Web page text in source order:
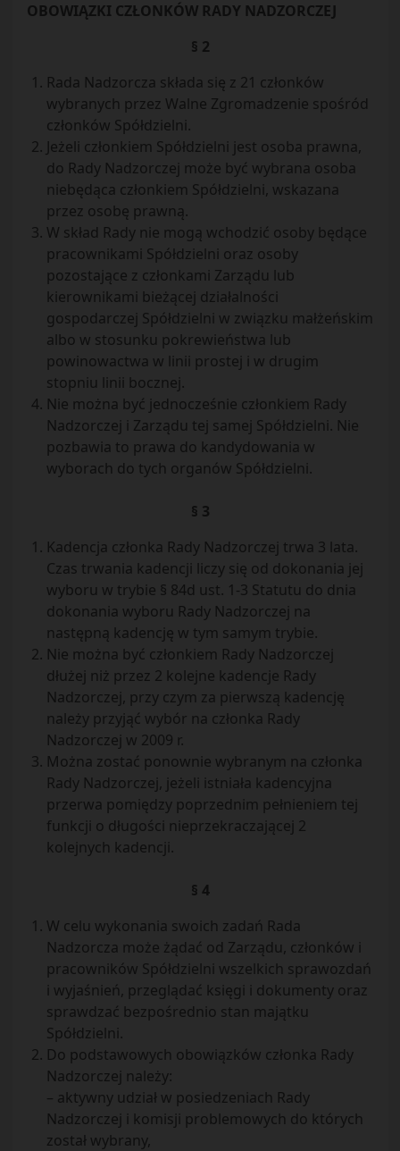
OBOWIĄZKI CZŁONKÓW RADY NADZORCZEJ
§ 2
Rada Nadzorcza składa się z 21 członków
wybranych przez Walne Zgromadzenie spośród
członków Spółdzielni.
Jeżeli członkiem Spółdzielni jest osoba prawna,
do Rady Nadzorczej może być wybrana osoba
niebędąca członkiem Spółdzielni, wskazana
przez osobę prawną.
W skład Rady nie mogą wchodzić osoby będące
pracownikami Spółdzielni oraz osoby
pozostające z członkami Zarządu lub
kierownikami bieżącej działalności
gospodarczej Spółdzielni w związku małżeńskim
albo w stosunku pokrewieństwa lub
powinowactwa w linii prostej i w drugim
stopniu linii bocznej.
Nie można być jednocześnie członkiem Rady
Nadzorczej i Zarządu tej samej Spółdzielni. Nie
pozbawia to prawa do kandydowania w
wyborach do tych organów Spółdzielni.
§ 3
Kadencja członka Rady Nadzorczej trwa 3 lata.
Czas trwania kadencji liczy się od dokonania jej
wyboru w trybie § 84d ust. 1-3 Statutu do dnia
dokonania wyboru Rady Nadzorczej na
następną kadencję w tym samym trybie.
Nie można być członkiem Rady Nadzorczej
dłużej niż przez 2 kolejne kadencje Rady
Nadzorczej, przy czym za pierwszą kadencję
należy przyjąć wybór na członka Rady
Nadzorczej w 2009 r.
Można zostać ponownie wybranym na członka
Rady Nadzorczej, jeżeli istniała kadencyjna
przerwa pomiędzy poprzednim pełnieniem tej
funkcji o długości nieprzekraczającej 2
kolejnych kadencji.
§ 4
W celu wykonania swoich zadań Rada
Nadzorcza może żądać od Zarządu, członków i
pracowników Spółdzielni wszelkich sprawozdań
i wyjaśnień, przeglądać księgi i dokumenty oraz
sprawdzać bezpośrednio stan majątku
Spółdzielni.
Do podstawowych obowiązków członka Rady
Nadzorczej należy:
– aktywny udział w posiedzeniach Rady
Nadzorczej i komisji problemowych do których
został wybrany,